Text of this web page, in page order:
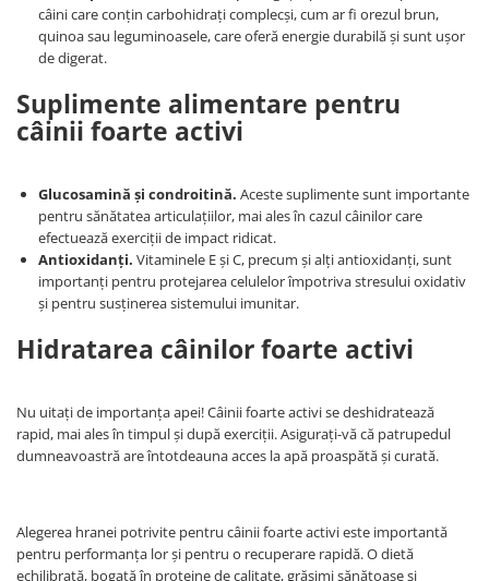
câini care conțin carbohidrați complecși, cum ar fi orezul brun,
quinoa sau leguminoasele, care oferă energie durabilă și sunt ușor
de digerat.
Suplimente alimentare pentru
câinii foarte activi
Glucosamină și condroitină. Aceste suplimente sunt importante
pentru sănătatea articulațiilor, mai ales în cazul câinilor care
efectuează exerciții de impact ridicat.
Antioxidanți. Vitaminele E și C, precum și alți antioxidanți, sunt
importanți pentru protejarea celulelor împotriva stresului oxidativ
și pentru susținerea sistemului imunitar.
Hidratarea câinilor foarte activi
Nu uitați de importanța apei! Câinii foarte activi se deshidratează
rapid, mai ales în timpul și după exerciții. Asigurați-vă că patrupedul
dumneavoastră are întotdeauna acces la apă proaspătă și curată.
Alegerea hranei potrivite pentru câinii foarte activi este importantă
pentru performanța lor și pentru o recuperare rapidă. O dietă
echilibrată, bogată în proteine de calitate, grăsimi sănătoase și